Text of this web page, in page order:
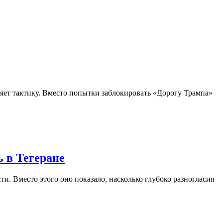
тактику. Вместо попытки заблокировать «Дорогу Трампа»
в Тегеране
этого оно показало, насколько глубоко разногласия